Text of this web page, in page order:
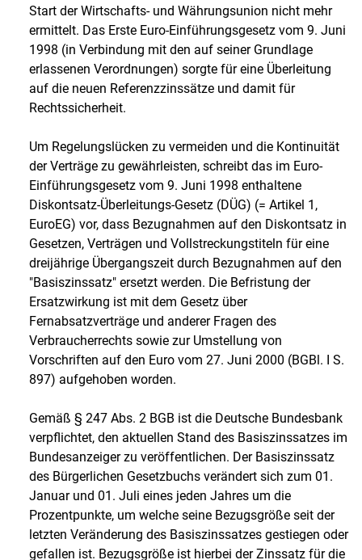
Start der Wirtschafts- und Währungsunion nicht mehr
ermittelt. Das Erste Euro-Einführungsgesetz vom 9. Juni
1998 (in Verbindung mit den auf seiner Grundlage
erlassenen Verordnungen) sorgte für eine Überleitung
auf die neuen Referenzzinssätze und damit für
Rechtssicherheit.
Um Regelungslücken zu vermeiden und die Kontinuität
der Verträge zu gewährleisten, schreibt das im Euro-
Einführungsgesetz vom 9. Juni 1998 enthaltene
Diskontsatz-Überleitungs-Gesetz (DÜG) (= Artikel 1,
EuroEG) vor, dass Bezugnahmen auf den Diskontsatz in
Gesetzen, Verträgen und Vollstreckungstiteln für eine
dreijährige Übergangszeit durch Bezugnahmen auf den
"Basiszinssatz" ersetzt werden. Die Befristung der
Ersatzwirkung ist mit dem Gesetz über
Fernabsatzverträge und anderer Fragen des
Verbraucherrechts sowie zur Umstellung von
Vorschriften auf den Euro vom 27. Juni 2000 (BGBl. I S.
897) aufgehoben worden.
Gemäß § 247 Abs. 2 BGB ist die Deutsche Bundesbank
verpflichtet, den aktuellen Stand des Basiszinssatzes im
Bundesanzeiger zu veröffentlichen. Der Basiszinssatz
des Bürgerlichen Gesetzbuchs verändert sich zum 01.
Januar und 01. Juli eines jeden Jahres um die
Prozentpunkte, um welche seine Bezugsgröße seit der
letzten Veränderung des Basiszinssatzes gestiegen oder
gefallen ist. Bezugsgröße ist hierbei der Zinssatz für die